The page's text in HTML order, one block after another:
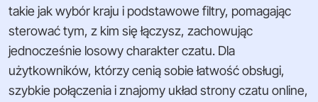
takie jak wybór kraju i podstawowe filtry, pomagając
sterować tym, z kim się łączysz, zachowując
jednocześnie losowy charakter czatu. Dla
użytkowników, którzy cenią sobie łatwość obsługi,
szybkie połączenia i znajomy układ strony czatu online,